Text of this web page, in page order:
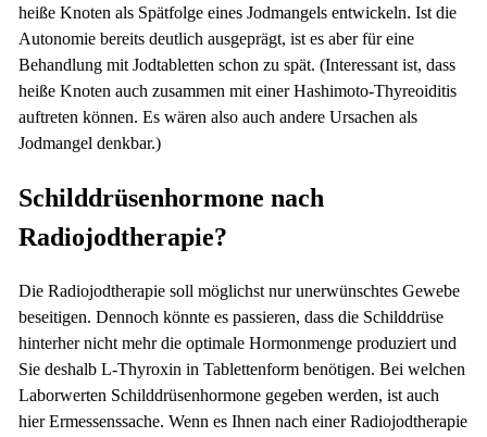
heiße Knoten als Spätfolge eines Jodmangels entwickeln. Ist die
Autonomie bereits deutlich ausgeprägt, ist es aber für eine
Behandlung mit Jodtabletten schon zu spät. (Interessant ist, dass
heiße Knoten auch zusammen mit einer Hashimoto-Thyreoiditis
auftreten können. Es wären also auch andere Ursachen als
Jodmangel denkbar.)
Schilddrüsenhormone nach
Radiojodtherapie?
Die Radiojodtherapie soll möglichst nur unerwünschtes Gewebe
beseitigen. Dennoch könnte es passieren, dass die Schilddrüse
hinterher nicht mehr die optimale Hormonmenge produziert und
Sie deshalb L-Thyroxin in Tablettenform benötigen. Bei welchen
Laborwerten Schilddrüsenhormone gegeben werden, ist auch
hier Ermessenssache. Wenn es Ihnen nach einer Radiojodtherapie